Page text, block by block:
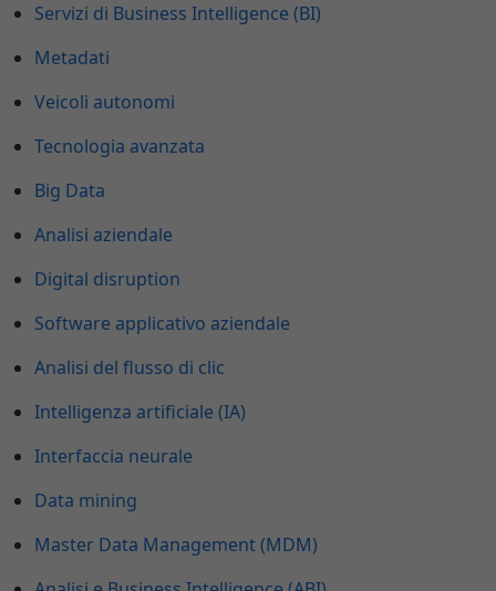
Servizi di Business Intelligence (BI)
Metadati
Veicoli autonomi
Tecnologia avanzata
Big Data
Analisi aziendale
Digital disruption
Software applicativo aziendale
Analisi del flusso di clic
Intelligenza artificiale (IA)
Interfaccia neurale
Data mining
Master Data Management (MDM)